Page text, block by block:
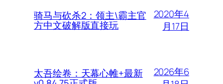
骑马与砍杀2：领主\霸主官
方中文破解版直接玩
2020年4
月17日
太吾绘卷：天幕心帷+最新
2026年6